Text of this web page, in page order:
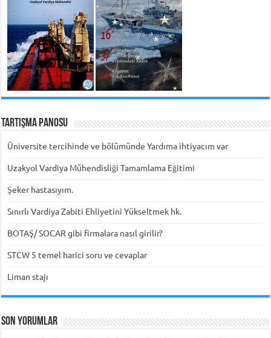
Tartışma Panosu
Üniversite tercihinde ve bölümünde Yardıma ihtiyacım var
Uzakyol Vardiya Mühendisliği Tamamlama Eğitimi
Şeker hastasıyım.
Sınırlı Vardiya Zabiti Ehliyetini Yükseltmek hk.
BOTAŞ/ SOCAR gibi firmalara nasıl girilir?
STCW 5 temel harici soru ve cevaplar
Liman stajı
Son Yorumlar